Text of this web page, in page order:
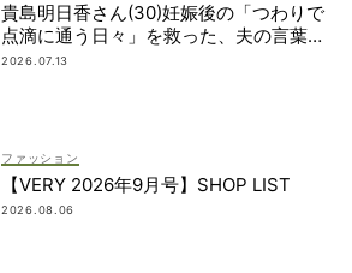
貴島明日香さん(30)妊娠後の「つわりで
点滴に通う日々」を救った、夫の言葉と
朝マック
2026.07.13
ファッション
【VERY 2026年9月号】SHOP LIST
2026.08.06